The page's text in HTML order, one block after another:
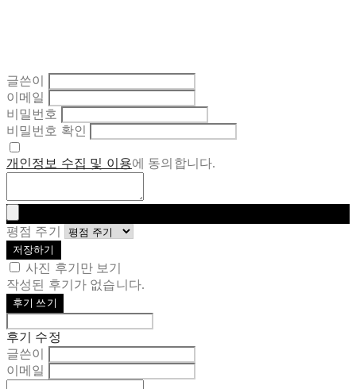
글쓴이
이메일
비밀번호
비밀번호 확인
개인정보 수집 및 이용에 동의합니다.
평점 주기
저장하기
사진 후기만 보기
작성된 후기가 없습니다.
후기 쓰기
후기 수정
글쓴이
이메일